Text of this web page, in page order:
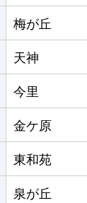
梅が丘
天神
今里
金ケ原
東和苑
泉が丘